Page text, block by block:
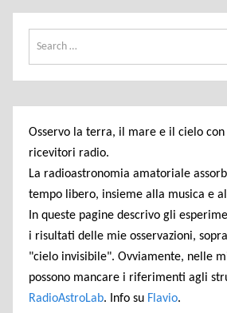
for:
Osservo la terra, il mare e il cielo con
ricevitori radio.
La radioastronomia amatoriale
tempo libero, insieme alla musica e
In queste pagine descrivo gli
i risultati delle mie osservazioni,
"cielo invisibile". Ovviamente, nelle
possono mancare i riferimenti agli
RadioAstroLab. Info su Flavio.